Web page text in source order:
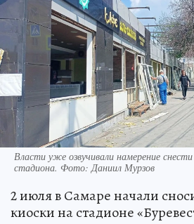
Власти уже озвучивали намерение
стадиона. Фото: Даниил Мурзов
2 июля в Самаре начали
киоски на стадионе